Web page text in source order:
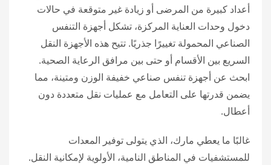
أعداد كبيرة من المرضى أو زيادة غير متوقعة في حالات
دخول وحدات العناية المركزة، تشكل أجهزة التنفس
الصناعي المحمولة تغييرًا جذريًا. تتيح هذه الأجهزة النقل
السريع بين الأقسام أو حتى بين مرافق الرعاية الصحية.
ابحث عن أجهزة تنفس صناعي خفيفة الوزن ومتينة، مما
يضمن قدرتها على التعامل مع عمليات نقل متعددة دون
أعطال.
غالبًا ما يعطي مارك، الذي يتولى توفير المعدات
للمستشفيات في المناطق النامية، الأولوية لإمكانية النقل.